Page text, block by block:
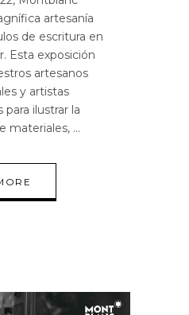
artesanía
de escritura en
Esta exposición
artesanos
y artistas
ilustrar la
materiales,